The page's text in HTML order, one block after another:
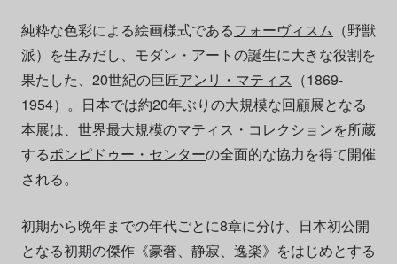
純粋な色彩による絵画様式であるフォーヴィスム （野獣
派）を生みだし、モダン・アートの誕生に大きな役割を
果たした、20世紀の巨匠アンリ・マティス （1869-
1954）。日本では約20年ぶりの大規模な回顧展となる
本展は、世界最大規模のマティス・コレクションを所蔵
するポンピドゥー・センターの全面的な協力を得て開催
される。
初期から晩年までの年代ごとに8章に分け、日本初公開
となる初期の傑作《豪奢、静寂、逸楽》をはじめとする